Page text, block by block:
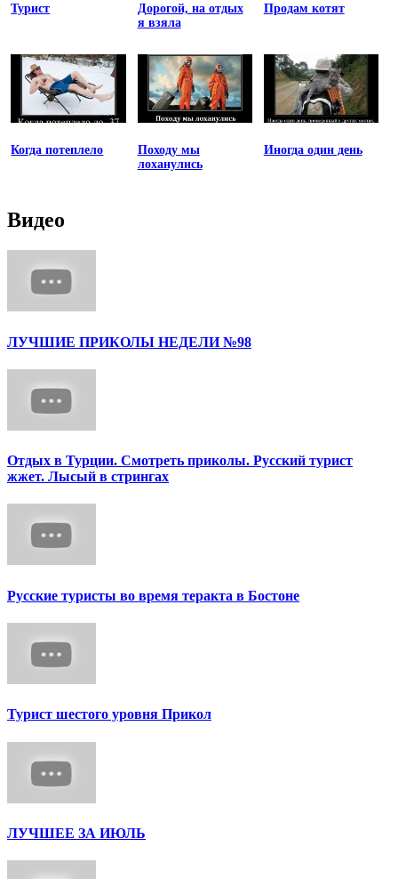
Турист
Дорогой, на отдых
я взяла
Продам котят
Когда потеплело
Походу мы
лоханулись
Иногда один день
Видео
ЛУЧШИЕ ПРИКОЛЫ НЕДЕЛИ №98
Отдых в Турции. Смотреть приколы. Русский турист
жжет. Лысый в стрингах
Русские туристы во время теракта в Бостоне
Турист шестого уровня Прикол
ЛУЧШЕЕ ЗА ИЮЛЬ